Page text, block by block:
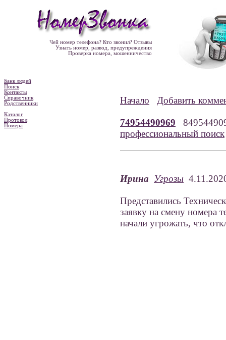
Чей номер телефона? Кто звонил? Отзывы
Узнать номер, развод, предупреждения
Проверка номера, мошенничество
Банк людей
Поиск
Контакты
Справочник
Родственники
Каталог
Протокол
Номера
Начало Добавить
74954490969
профессиональный поиск
Ирина Угрозы
Представились
заявку на смену номера
начали угрожать, что